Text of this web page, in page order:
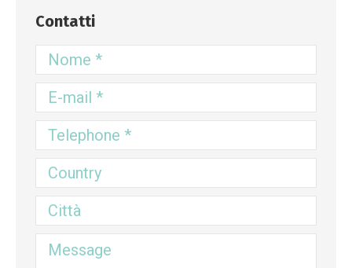
Contatti
Nome *
E-mail *
Telephone *
Country
Città
Message